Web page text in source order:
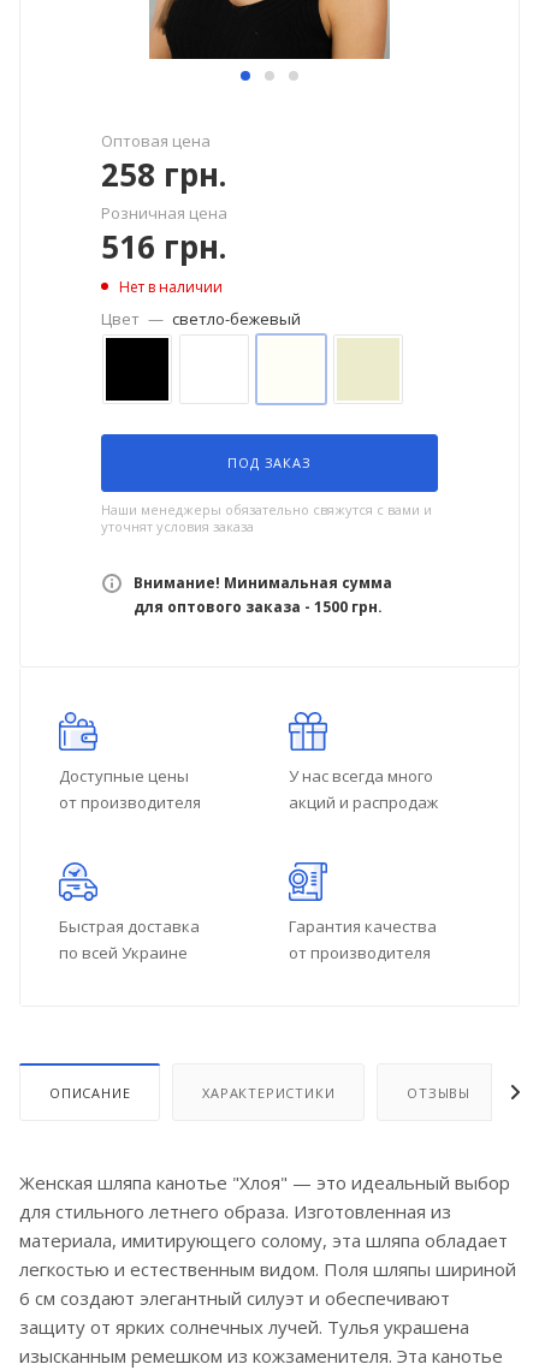
Оптовая цена
258 грн.
Розничная цена
516 грн.
Нет в наличии
Цвет — светло-бежевый
ПОД ЗАКАЗ
Наши менеджеры обязательно свяжутся с вами и
уточнят условия заказа
Внимание! Минимальная сумма
для оптового заказа - 1500 грн.
Доступные цены
от производителя
У нас всегда много
акций и распродаж
Быстрая доставка
по всей Украине
Гарантия качества
от производителя
ОПИСАНИЕ ХАРАКТЕРИСТИКИ ОТЗЫВЫ
Женская шляпа канотье "Хлоя" — это идеальный выбор
для стильного летнего образа. Изготовленная из
материала, имитирующего солому, эта шляпа обладает
легкостью и естественным видом. Поля шляпы шириной
6 см создают элегантный силуэт и обеспечивают
защиту от ярких солнечных лучей. Тулья украшена
изысканным ремешком из кожзаменителя. Эта канотье